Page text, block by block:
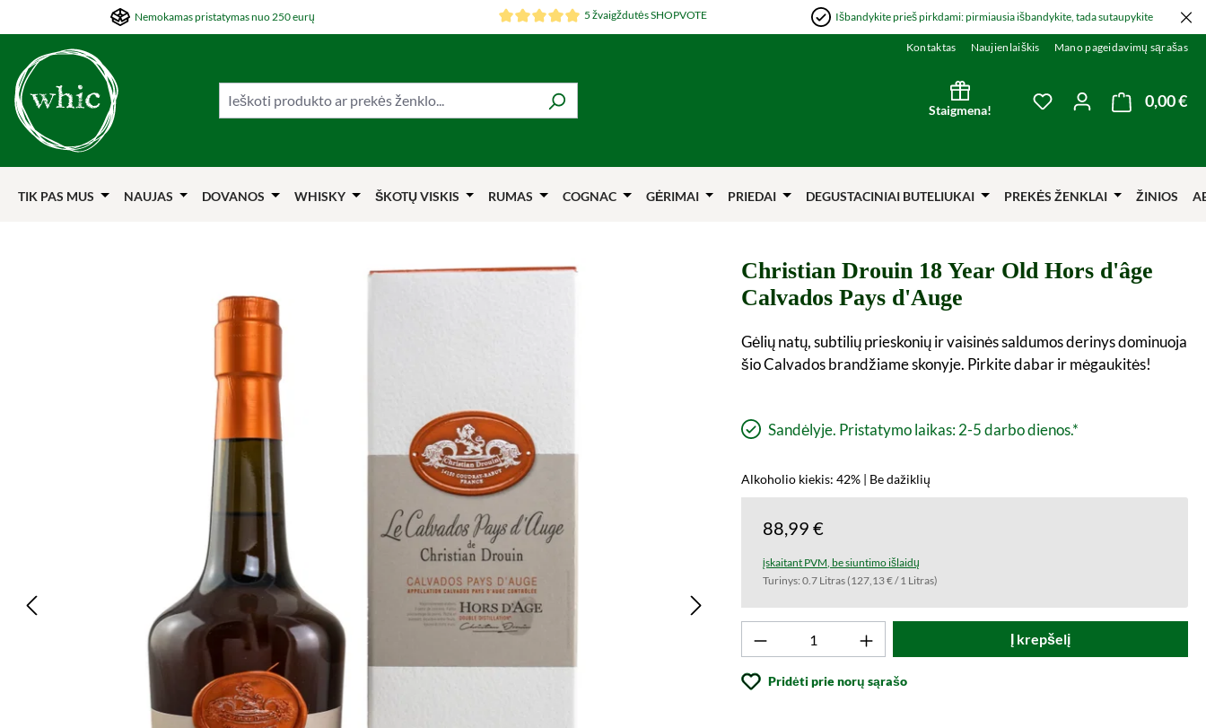
į pagrindinį turinį
Šokti į pagrindinę navigacijąNemokamas pristatymas nuo 250 eurų 5 žvaigždutės SHOPVOTE Išbandykite prieš pirkdami: pirmiausia išbandykite, tada sutaupykite
Kontaktas Naujienlaiškis Mano pageidavimų sąrašas
Staigmena!
You have 0 wishlist
0,00 €
TIK PAS MUS NAUJAS DOVANOS WHISKY ŠKOTŲ VISKIS RUMAS COGNAC GĖRIMAI PRIEDAI DEGUSTACINIAI BUTELIUKAI PREKĖS ŽENKLAI ŽINIOS
Christian Drouin 18 Year Old Hors d'âge
Calvados Pays d'Auge
Gėlių natų, subtilių prieskonių ir vaisinės saldumos derinys dominuoja
šio Calvados brandžiame skonyje. Pirkite dabar ir mėgaukitės!
Sandėlyje. Pristatymo laikas: 2-5 darbo dienos.*
Alkoholio kiekis: 42% | Be dažiklių
88,99 €
įskaitant PVM, be siuntimo išlaidų
Turinys:0.7 Litras(127,13 € / 1 Litras)
Produkto kiekis: Įveskite norimą vertę arba
Į krepšelį
Pridėti prie norų sąrašo